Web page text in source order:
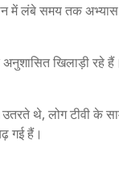
में लंबे समय तक
खिलाड़ी रहे
थे, लोग टीवी के
गई हैं।